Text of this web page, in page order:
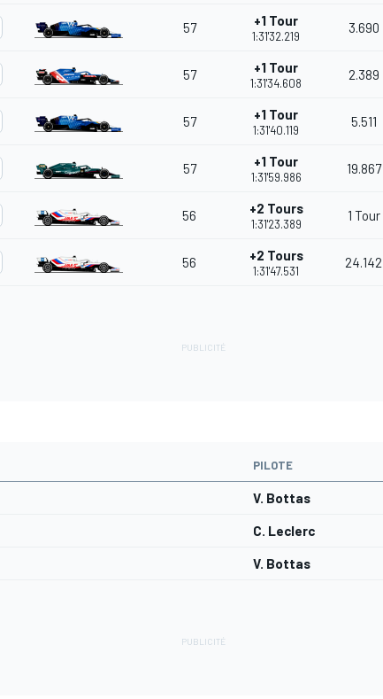
57 +1 Tour
1:31'32.219
3.690
57 +1 Tour
1:31'34.608
2.389
57 +1 Tour
1:31'40.119
5.511
57 +1 Tour
1:31'59.986
19.867
56 +2 Tours
1:31'23.389
1 Tour
56 +2 Tours
1:31'47.531
24.142
PILOTE
V. Bottas
C. Leclerc
V. Bottas